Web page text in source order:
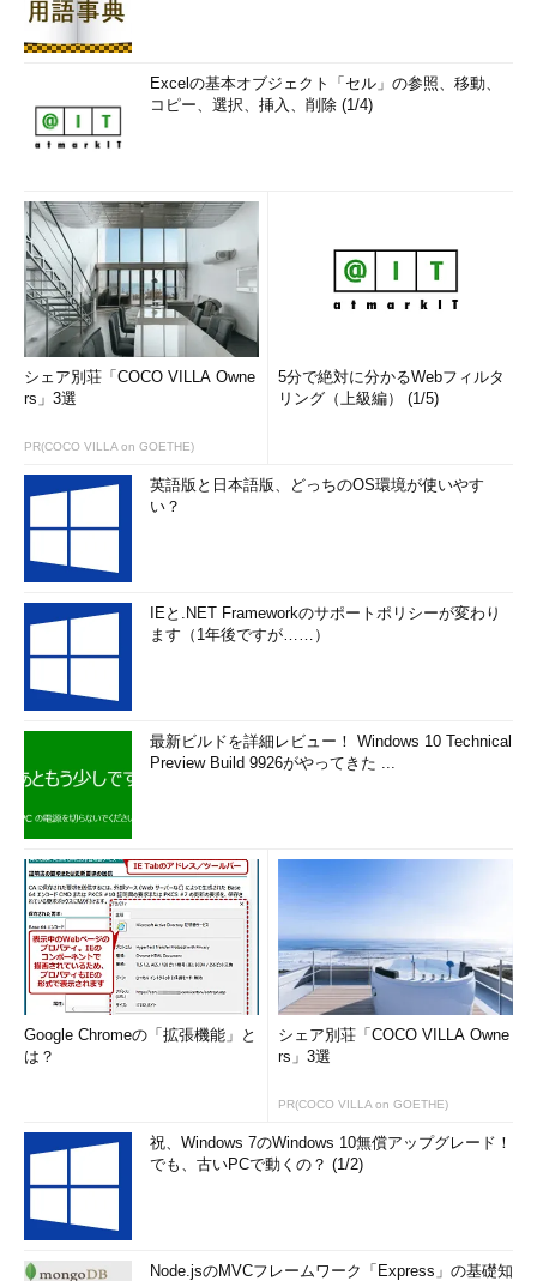
Excelの基本オブジェクト「セル」の参照、移動、
コピー、選択、挿入、削除 (1/4)
シェア別荘「COCO VILLA Owne
rs」3選
PR(COCO VILLA on GOETHE)
5分で絶対に分かるWebフィルタ
リング（上級編） (1/5)
英語版と日本語版、どっちのOS環境が使いやす
い？
IEと.NET Frameworkのサポートポリシーが変わり
ます（1年後ですが……）
最新ビルドを詳細レビュー！ Windows 10 Technical
Preview Build 9926がやってきた ...
Google Chromeの「拡張機能」と
は？
シェア別荘「COCO VILLA Owne
rs」3選
PR(COCO VILLA on GOETHE)
祝、Windows 7のWindows 10無償アップグレード！
でも、古いPCで動くの？ (1/2)
Node.jsのMVCフレームワーク「Express」の基礎知